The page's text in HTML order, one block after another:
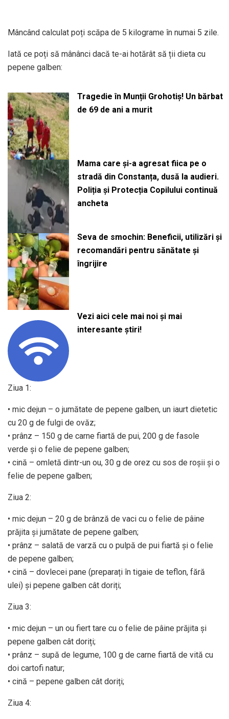
Mâncând calculat poți scăpa de 5 kilograme în numai 5 zile.
Iată ce poți să mânânci dacă te-ai hotărât să ții dieta cu
pepene galben:
Tragedie în Munții Grohotiș! Un bărbat
de 69 de ani a murit
Mama care și-a agresat fiica pe o
stradă din Constanța, dusă la audieri.
Poliția și Protecția Copilului continuă
ancheta
Seva de smochin: Beneficii, utilizări și
recomandări pentru sănătate și
îngrijire
Vezi aici cele mai noi și mai
interesante știri!
Ziua 1:
• mic dejun – o jumătate de pepene galben, un iaurt dietetic
cu 20 g de fulgi de ovăz;
• prânz – 150 g de carne fiartă de pui, 200 g de fasole
verde și o felie de pepene galben;
• cină – omletă dintr-un ou, 30 g de orez cu sos de roșii și o
felie de pepene galben;
Ziua 2:
• mic dejun – 20 g de brânză de vaci cu o felie de pâine
prăjita și jumătate de pepene galben;
• prânz – salată de varză cu o pulpă de pui fiartă și o felie
de pepene galben;
• cină – dovlecei pane (preparați în tigaie de teflon, fără
ulei) și pepene galben cât doriți;
Ziua 3:
• mic dejun – un ou fiert tare cu o felie de pâine prăjita și
pepene galben cât doriți;
• prânz – supă de legume, 100 g de carne fiartă de vită cu
doi cartofi natur;
• cină – pepene galben cât doriți;
Ziua 4: